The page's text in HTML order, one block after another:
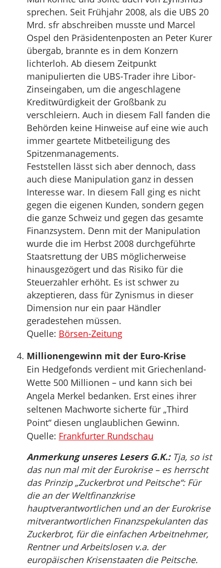
sprechen. Seit Frühjahr 2008, als die UBS 20
Mrd. sfr abschreiben musste und Marcel
Ospel den Präsidentenposten an Peter Kurer
übergab, brannte es in dem Konzern
lichterloh. Ab diesem Zeitpunkt
manipulierten die UBS-Trader ihre Libor-
Zinseingaben, um die angeschlagene
Kreditwürdigkeit der Großbank zu
verschleiern. Auch in diesem Fall fanden die
Behörden keine Hinweise auf eine wie auch
immer geartete Mitbeteiligung des
Spitzenmanagements.
Feststellen lässt sich aber dennoch, dass
auch diese Manipulation ganz in dessen
Interesse war. In diesem Fall ging es nicht
gegen die eigenen Kunden, sondern gegen
die ganze Schweiz und gegen das gesamte
Finanzsystem. Denn mit der Manipulation
wurde die im Herbst 2008 durchgeführte
Staatsrettung der UBS möglicherweise
hinausgezögert und das Risiko für die
Steuerzahler erhöht. Es ist schwer zu
akzeptieren, dass für Zynismus in dieser
Dimension nur ein paar Händler
geradestehen müssen.
Quelle: Börsen-Zeitung
Millionengewinn mit der Euro-Krise
Ein Hedgefonds verdient mit Griechenland-
Wette 500 Millionen – und kann sich bei
Angela Merkel bedanken. Erst eines ihrer
seltenen Machworte sicherte für „Third
Point“ diesen unglaublichen Gewinn.
Quelle: Frankfurter Rundschau
Anmerkung unseres Lesers G.K.:Tja, so ist
das nun mal mit der Eurokrise – es herrscht
das Prinzip „Zuckerbrot und Peitsche“: Für
die an der Weltfinanzkrise
hauptverantwortlichen und an der Eurokrise
mitverantwortlichen Finanzspekulanten das
Zuckerbrot, für die einfachen Arbeitnehmer,
Rentner und Arbeitslosen v.a. der
europäischen Krisenstaaten die Peitsche.